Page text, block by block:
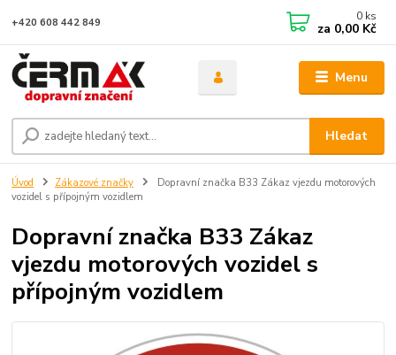
Menu
Hledat
+420 608 442 849 0 ks
za 0,00 Kč
Úvod Zákazové značky
Dopravní značka B33 Zákaz vjezdu motorových
vozidel s přípojným vozidlem
Dopravní značka B33 Zákaz
vjezdu motorových vozidel s
přípojným vozidlem